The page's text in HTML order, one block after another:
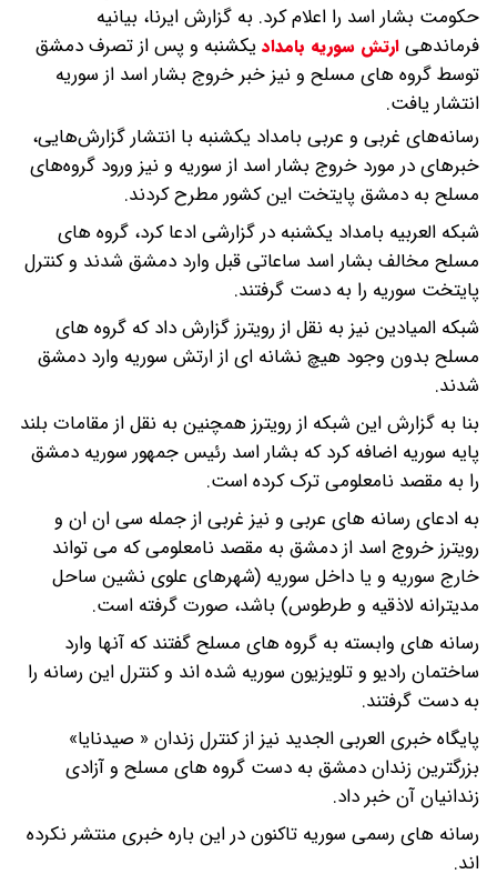
حکومت بشار اسد را اعلام کرد. به گزارش ایرنا، بیانیه
فرماندهی ارتش سوریه بامداد یکشنبه و پس از تصرف دمشق
توسط گروه های مسلح و نیز خبر خروج بشار اسد از سوریه
انتشار یافت.
رسانه‌های غربی و عربی بامداد یکشنبه با انتشار گزارش‌هایی،
خبرهای در مورد خروج بشار اسد از سوریه و نیز ورود گروه‌های
مسلح به دمشق پایتخت این کشور مطرح کردند.
شبکه العربیه بامداد یکشنبه در گزارشی ادعا کرد، گروه های
مسلح مخالف بشار اسد ساعاتی قبل وارد دمشق شدند و کنترل
پایتخت سوریه را به دست گرفتند.
شبکه المیادین نیز به نقل از رویترز گزارش داد که گروه های
مسلح بدون وجود هیچ نشانه ای از ارتش سوریه وارد دمشق
شدند.
بنا به گزارش این شبکه از رویترز همچنین به نقل از مقامات بلند
پایه سوریه اضافه کرد که بشار اسد رئیس جمهور سوریه دمشق
را به مقصد نامعلومی ترک کرده است.
به ادعای رسانه های عربی و نیز غربی از جمله سی ان ان و
رویترز خروج اسد از دمشق به مقصد نامعلومی که می تواند
خارج سوریه و یا داخل سوریه (شهرهای علوی نشین ساحل
مدیترانه لاذقیه و طرطوس) باشد، صورت گرفته است.
رسانه های وابسته به گروه های مسلح گفتند که آنها وارد
ساختمان رادیو و تلویزیون سوریه شده اند و کنترل این رسانه را
به دست گرفتند.
پایگاه خبری العربی الجدید نیز از کنترل زندان « صیدنایا»
بزرگترین زندان دمشق به دست گروه های مسلح و آزادی
زندانیان آن خبر داد.
رسانه های رسمی سوریه تاکنون در این باره خبری منتشر نکرده
اند.